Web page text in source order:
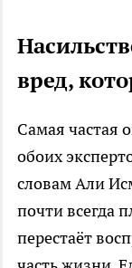
вред,
Самая частая
обоих
словам Али
почти всегда
перестаёт